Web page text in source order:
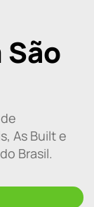
As Built e
Brasil.